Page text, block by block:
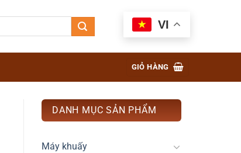
VI
GIỎ HÀNG
DANH MỤC SẢN PHẨM
Máy khuấy